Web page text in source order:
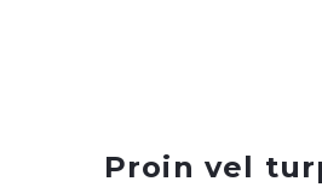
Proin vel